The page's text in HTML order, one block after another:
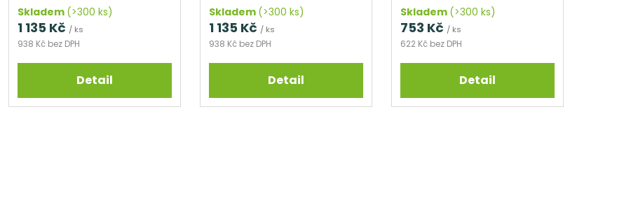
Skladem (>300 ks)
938 Kč bez DPH
1 135 Kč / ks
Detail
Skladem (>300 ks)
938 Kč bez DPH
1 135 Kč / ks
Detail
Skladem (>300 ks)
622 Kč bez DPH
753 Kč / ks
Detail